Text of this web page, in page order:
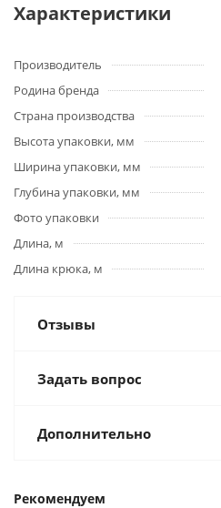
Характеристики
Производитель
Родина бренда
Страна производства
Высота упаковки, мм
Ширина упаковки, мм
Глубина упаковки, мм
Фото упаковки
Длина, м
Длина крюка, м
Отзывы
Задать вопрос
Дополнительно
Рекомендуем